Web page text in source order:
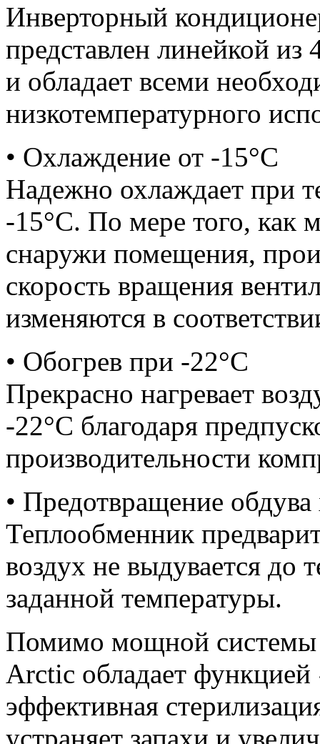
Инверторный
представлен линейкой
и обладает всеми
низкотемпературного
• Охлаждение от -15°С
Надежно охлаждает при
-15°С. По мере того, как
снаружи помещения,
скорость вращения
изменяются в
• Обогрев при -22°С
Прекрасно нагревает
-22°С благодаря
производительности
• Предотвращение
Теплообменник
воздух не выдувается до
заданной температуры.
Помимо мощной системы
Arctic обладает функцией
эффективная
устраняет запахи и